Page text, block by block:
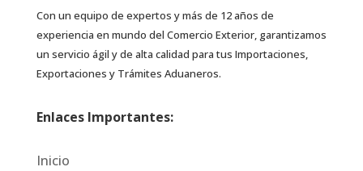
Con un equipo de expertos y más de 12 años de
experiencia en mundo del Comercio Exterior, garantizamos
un servicio ágil y de alta calidad para tus Importaciones,
Exportaciones y Trámites Aduaneros.
Enlaces Importantes:
Inicio